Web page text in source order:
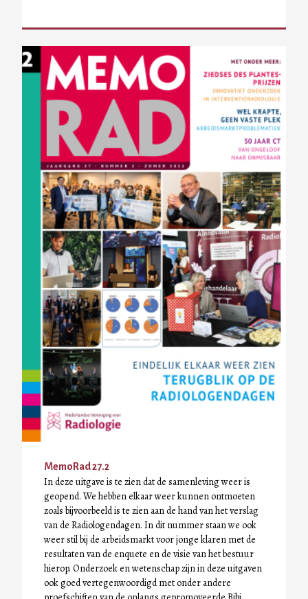
MemoRad 27.2
In deze uitgave is te zien dat de samenleving weer is
geopend. We hebben elkaar weer kunnen ontmoeten
zoals bijvoorbeeld is te zien aan de hand van het verslag
van de Radiologendagen. In dit nummer staan we ook
weer stil bij de arbeidsmarkt voor jonge klaren met de
resultaten van de enquete en de visie van het bestuur
hierop. Onderzoek en wetenschap zijn in deze uitgaven
ook goed vertegenwoordigd met onder andere